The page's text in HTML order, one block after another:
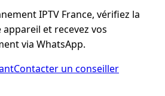
IPTV France, vérifiez la
et recevez vos
via WhatsApp.
Contacter un conseiller